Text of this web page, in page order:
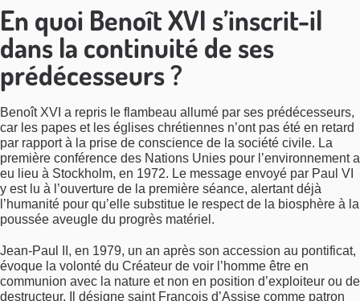
En quoi Benoît XVI s’inscrit-il
dans la continuité de ses
prédécesseurs ?
Benoît XVI a repris le flambeau allumé par ses prédécesseurs,
car les papes et les églises chrétiennes n’ont pas été en retard
par rapport à la prise de conscience de la société civile. La
première conférence des Nations Unies pour l’environnement a
eu lieu à Stockholm, en 1972. Le message envoyé par Paul VI
y est lu à l’ouverture de la première séance, alertant déjà
l’humanité pour qu’elle substitue le respect de la biosphère à la
poussée aveugle du progrès matériel.
Jean-Paul II, en 1979, un an après son accession au pontificat,
évoque la volonté du Créateur de voir l’homme être en
communion avec la nature et non en position d’exploiteur ou de
destructeur. Il désigne saint François d’Assise comme patron